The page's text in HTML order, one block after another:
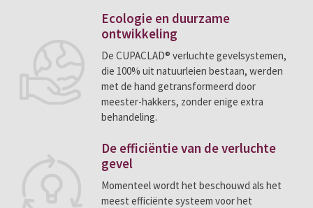
Ecologie en duurzame
ontwikkeling
De CUPACLAD® verluchte gevelsystemen,
die 100% uit natuurleien bestaan, werden
met de hand getransformeerd door
meester-hakkers, zonder enige extra
behandeling.
De efficiëntie van de verluchte
gevel
Momenteel wordt het beschouwd als het
meest efficiënte systeem voor het